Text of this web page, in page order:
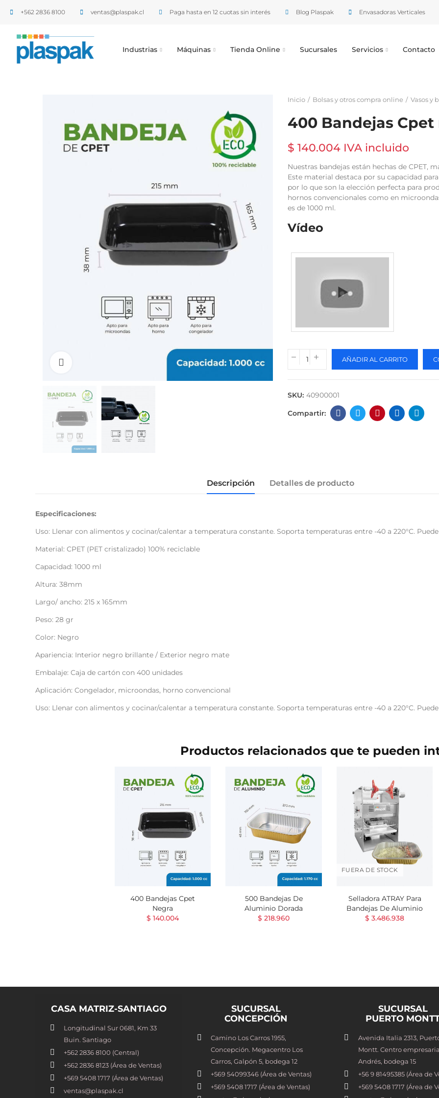
+562 2836 8100​ ventas@plaspak.cl Paga hasta en 12 cuotas sin interés Blog Plaspak Envasadoras Verticales
Industrias Máquinas Tienda Online Sucursales Servicios Contacto
Inicio Bolsas y otros compra online Vasos y
400 Bandejas Cpet
$ 140.004 IVA incluido
Nuestras bandejas están hechas de CPET,
Este material destaca por su capacidad
por lo que son la elección perfecta para
hornos convencionales como en
es de 1000 ml.
Vídeo
AÑADIR AL CARRITO
SKU: 40900001
Descripción Detalles de producto
Especificaciones:
Uso: Llenar con alimentos y cocinar/calentar a temperatura constante. Soporta temperaturas entre -40 a 220°C.
Material: CPET (PET cristalizado) 100% reciclable
Capacidad: 1000 ml
Altura: 38mm
Largo/ ancho: 215 x 165mm
Peso: 28 gr
Color: Negro
Apariencia: Interior negro brillante / Exterior negro mate
Embalaje: Caja de cartón con 400 unidades
Aplicación: Congelador, microondas, horno convencional
Uso: Llenar con alimentos y cocinar/calentar a temperatura constante. Soporta temperaturas entre -40 a 220°C.
Productos relacionados que te pueden
400 Bandejas Cpet
Negra
$ 140.004
500 Bandejas De
Aluminio Dorada
$ 218.960
FUERA DE STOCK
Selladora ATRAY Para
Bandejas De Aluminio
$ 3.486.938
CASA MATRIZ-SANTIAGO
Longitudinal Sur 0681, Km 33
Buin. Santiago
+562 2836 8100​ (Central)
+562 2836 8123 (Área de Ventas)
+569 5408 1717 (Área de Ventas)
ventas@plaspak.cl
SUCURSAL
CONCEPCIÓN
Camino Los Carros 1955,
Concepción. Megacentro Los
Carros, Galpón 5, bodega 12
+569 54099346 (Área de Ventas)
+569 5408 1717 (Área de Ventas)
SUCURSAL
PUERTO
Avenida Italia 2313,
Montt. Centro
Andrés, bodega 15
+56 9 81495385 (Área de
+569 5408 1717 (Área de